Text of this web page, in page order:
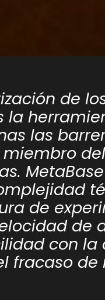
de
la
las
de
de
con la
fracaso de